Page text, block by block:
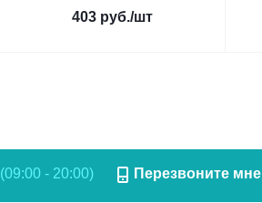
403 руб./шт
(09:00 - 20:00) Перезвоните мне